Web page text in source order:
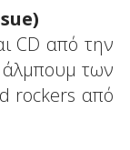
CD από την
άλμπουμ των
rockers από